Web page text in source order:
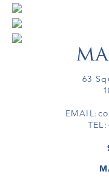
63
EMAIL:
TEL: